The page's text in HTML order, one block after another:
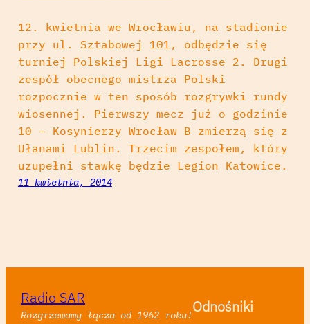
12. kwietnia we Wrocławiu, na stadionie
przy ul. Sztabowej 101, odbędzie się
turniej Polskiej Ligi Lacrosse 2. Drugi
zespół obecnego mistrza Polski
rozpocznie w ten sposób rozgrywki rundy
wiosennej. Pierwszy mecz już o godzinie
10 – Kosynierzy Wrocław B zmierzą się z
Ułanami Lublin. Trzecim zespołem, który
uzupełni stawkę będzie Legion Katowice.
11 kwietnia, 2014
Radio SAR
Rozgrzewamy łącza od 1962 roku!Odnośniki